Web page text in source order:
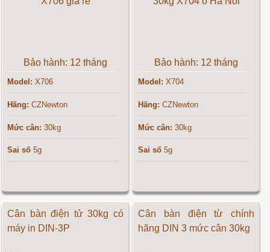
Bảo hành: 12 tháng
Model: X706
Hãng: CZNewton
Mức cân: 30kg
Sai số 5g
Bảo hành: 12 tháng
Model: X704
Hãng: CZNewton
Mức cân: 30kg
Sai số 5g
Cân bàn điện tử 30kg có
máy in DIN-3P
Cân bàn điện từ chính
hãng DIN 3 mức cân 30kg